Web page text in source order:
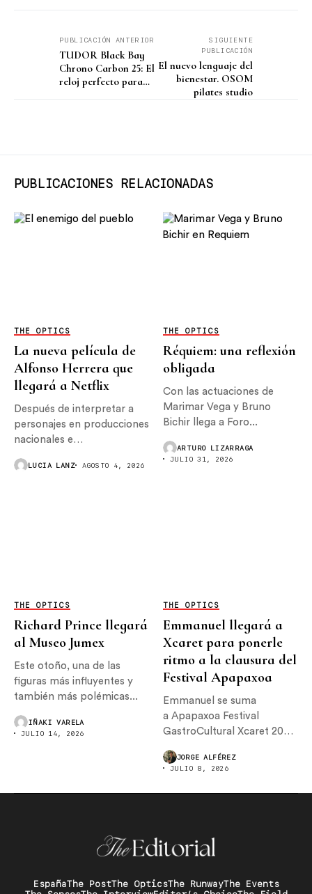
PUBLICACIÓN ANTERIOR
TUDOR Black Bay
Chrono Carbon 25: El
reloj perfecto para
SIGUIENTE
PUBLICACIÓN
El nuevo lenguaje del
bienestar. OSOM
pilates studio
PUBLICACIONES RELACIONADAS
THE OPTICS
La nueva película de
Alfonso Herrera que
llegará a Netflix
Después de interpretar a
personajes en producciones
nacionales e
Herrera...
LUCIA LANZ AGOSTO 4, 2026
THE OPTICS
Réquiem: una reflexión
obligada
Con las actuaciones de
Marimar Vega y Bruno
Bichir llega a Foro...
ARTURO LIZARRAGA
JULIO 31, 2026
THE OPTICS
Richard Prince llegará
al Museo Jumex
Este otoño, una de las
figuras más influyentes y
también más polémicas...
IÑAKI VARELA
JULIO 14, 2026
THE OPTICS
Emmanuel llegará a
Xcaret para ponerle
ritmo a la clausura del
Festival Apapaxoa
Emmanuel se suma
a Apapaxoa Festival
GastroCultural Xcaret 2026,
concierto de...
JORGE ALFÉREZ
JULIO 8, 2026
EspañaThe PostThe OpticsThe RunwayThe Events